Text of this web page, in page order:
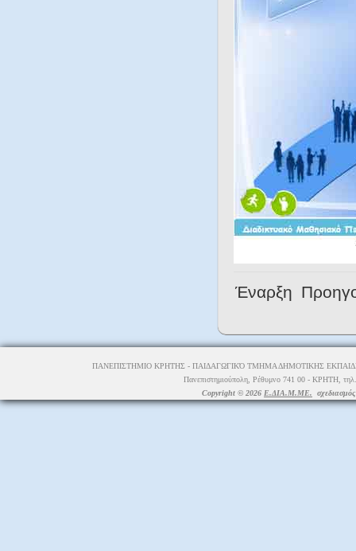
Έναρξη
ΠΑΝΕΠΙΣΤΗΜΙΟ ΚΡΗΤΗΣ - ΠΑΙΔΑΓΩΓΙΚΌ ΤΜΗΜΑ ΔΗΜΟΤΙΚΗΣ
Πανεπιστημιούπολη, Ρέθυμνο 741 00 - ΚΡΗΤΗ,
Copyright © 2026 Ε.ΔΙΑ.Μ.ΜΕ.